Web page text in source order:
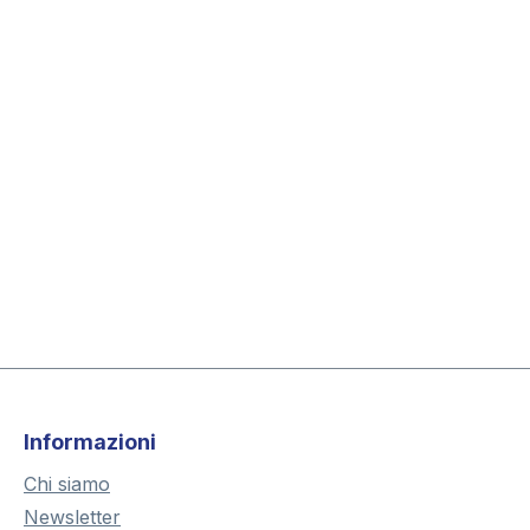
Informazioni
Chi siamo
Newsletter